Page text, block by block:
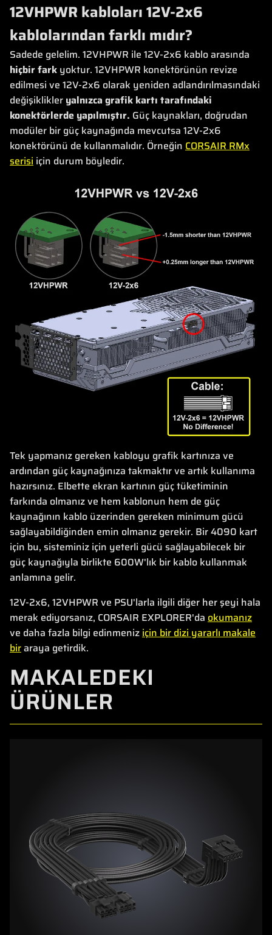
12VHPWR kabloları 12V-2x6
kablolarından farklı mıdır?
Sadede gelelim. 12VHPWR ile 12V-2x6 kablo arasında
hiçbir fark yoktur. 12VHPWR konektörünün revize
edilmesi ve 12V-2x6 olarak yeniden adlandırılmasındaki
değişiklikler yalnızca grafik kartı tarafındaki
konektörlerde yapılmıştır. Güç kaynakları, doğrudan
modüler bir güç kaynağında mevcutsa 12V-2x6
konektörünü de kullanmalıdır. Örneğin CORSAIR RMx
serisi için durum böyledir.
Tek yapmanız gereken kabloyu grafik kartınıza ve
ardından güç kaynağınıza takmaktır ve artık kullanıma
hazırsınız. Elbette ekran kartının güç tüketiminin
farkında olmanız ve hem kablonun hem de güç
kaynağının kablo üzerinden gereken minimum gücü
sağlayabildiğinden emin olmanız gerekir. Bir 4090 kart
için bu, sisteminiz için yeterli gücü sağlayabilecek bir
güç kaynağıyla birlikte 600W'lık bir kablo kullanmak
anlamına gelir.
12V-2x6, 12VHPWR ve PSU'larla ilgili diğer her şeyi hala
merak ediyorsanız, CORSAIR EXPLORER'da okumanız
ve daha fazla bilgi edinmeniz için bir dizi yararlı makale
biraraya getirdik.
MAKALEDEKI
ÜRÜNLER